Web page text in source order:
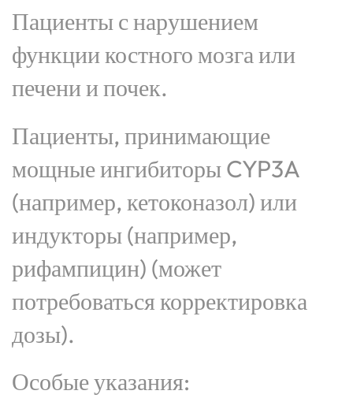
Пациенты с нарушением
функции костного мозга или
печени и почек.
Пациенты, принимающие
мощные ингибиторы CYP3A
(например, кетоконазол) или
индукторы (например,
рифампицин) (может
потребоваться корректировка
дозы).
Особые указания: